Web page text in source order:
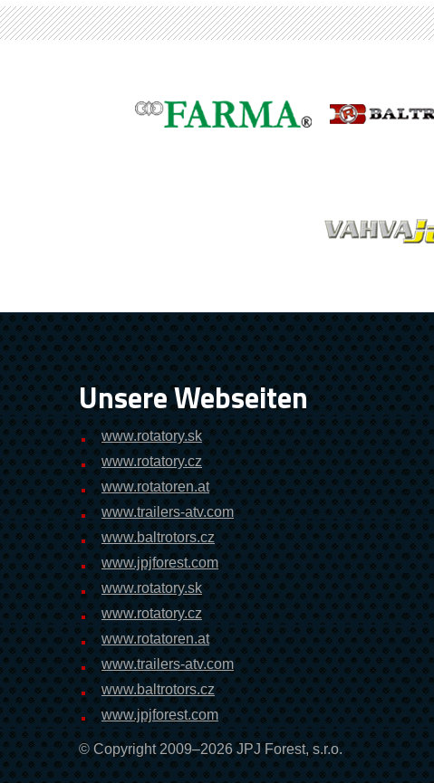
Unsere Webseiten
www.rotatory.sk
www.rotatory.cz
www.rotatoren.at
www.trailers-atv.com
www.baltrotors.cz
www.jpjforest.com
www.rotatory.sk
www.rotatory.cz
www.rotatoren.at
www.trailers-atv.com
www.baltrotors.cz
www.jpjforest.com
© Copyright 2009–2026 JPJ Forest, s.r.o.